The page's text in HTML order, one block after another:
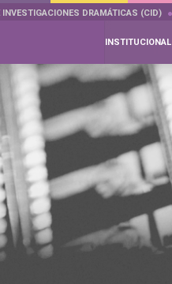
INVESTIGACIONES DRAMÁTICAS (CID)
INSTITUCIONAL